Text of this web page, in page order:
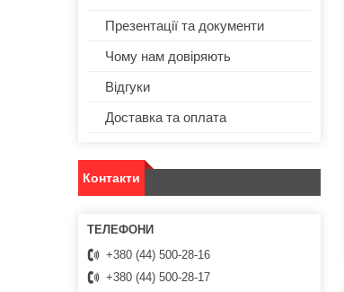
Презентації та документи
Чому нам довіряють
Відгуки
Доставка та оплата
Контакти
+380 (44) 500-28-16
+380 (44) 500-28-17